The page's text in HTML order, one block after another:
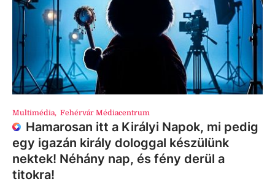
Multimédia, Fehérvár Médiacentrum
Hamarosan itt a Királyi Napok, mi pedig
egy igazán király dologgal készülünk
nektek! Néhány nap, és fény derül a
titokra!